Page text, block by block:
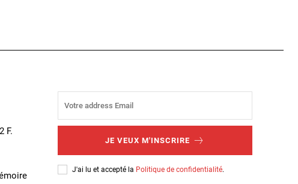
F.
JE VEUX M'INSCRIRE
J'ai lu et accepté la Politique de confidentialité.